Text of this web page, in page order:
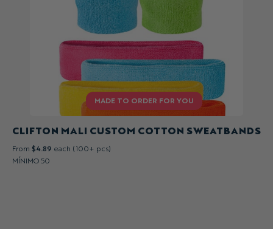
CLIFTON MALI CUSTOM COTTON SWEATBANDS
From $4.89 each (100+ pcs)
MÍNIMO 50